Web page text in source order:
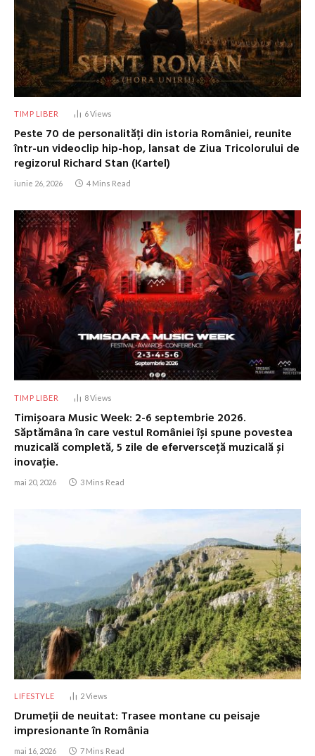
TIMP LIBER 6Views
Peste 70 de personalități din istoria României, reunite
într-un videoclip hip-hop, lansat de Ziua Tricolorului de
regizorul Richard Stan (Kartel)
iunie 26, 2026 4 Mins Read
TIMP LIBER 8Views
Timișoara Music Week: 2-6 septembrie 2026.
Săptămâna în care vestul României își spune povestea
muzicală completă, 5 zile de eferversceță muzicală și
inovație.
mai 20, 2026 3 Mins Read
LIFESTYLE 2Views
Drumeții de neuitat: Trasee montane cu peisaje
impresionante în România
mai 16, 2026 7 Mins Read